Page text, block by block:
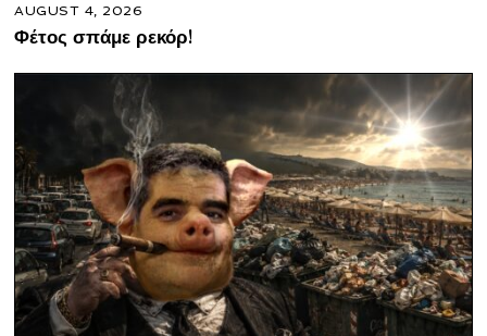
AUGUST 4, 2026
Φέτος σπάμε ρεκόρ!